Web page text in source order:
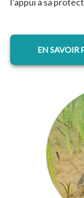
EN SAVOIR